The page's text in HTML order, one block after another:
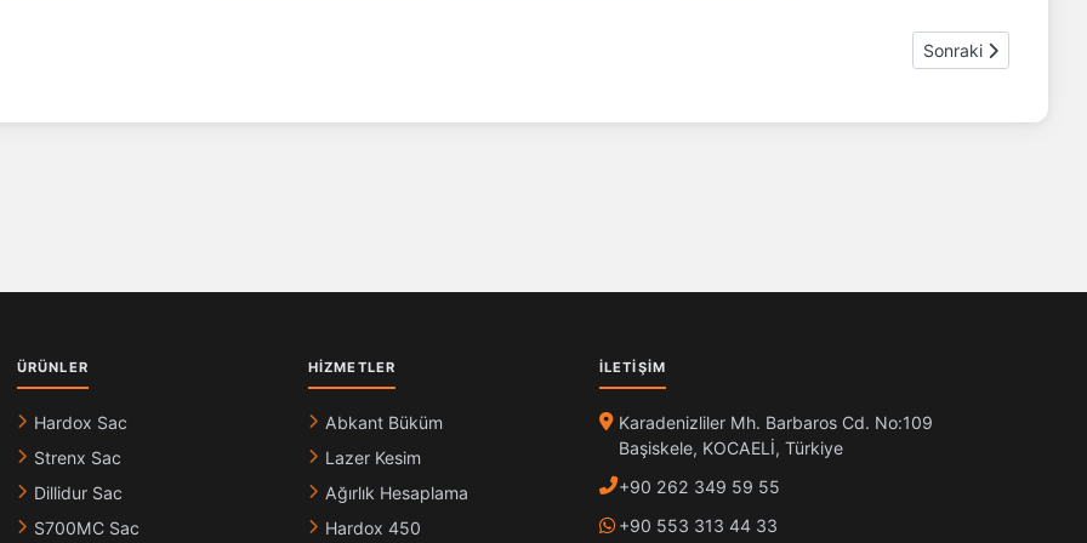
Sonraki makale:
Sonraki
ÜRÜNLER
Hardox Sac
Strenx Sac
Dillidur Sac
S700MC Sac
HIZMETLER
Abkant Büküm
Lazer Kesim
Ağırlık Hesaplama
Hardox 450
İLETIŞIM
Karadenizliler Mh. Barbaros Cd. No:109
Başiskele, KOCAELİ, Türkiye
+90 262 349 59 55
+90 553 313 44 33